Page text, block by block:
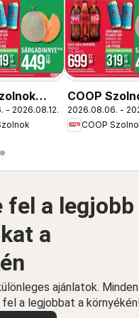
- 2026.08.12.
COOP
akciós újság
Gyöngyös
2026.08.06. -
COOP
fel a legjobb
a
ajánlatok.
fel a legjobbat a